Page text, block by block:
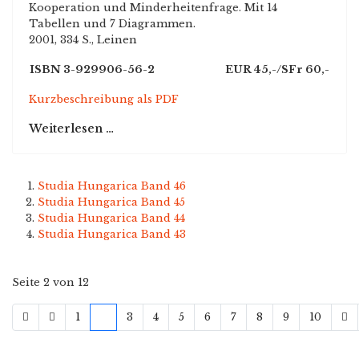
Kooperation und Minderheitenfrage. Mit 14
Tabellen und 7 Diagrammen.
2001, 334 S., Leinen
ISBN 3-929906-56-2 EUR 45,-/SFr 60,-
Kurzbeschreibung als PDF
Weiterlesen …
Studia Hungarica Band 46
Studia Hungarica Band 45
Studia Hungarica Band 44
Studia Hungarica Band 43
Seite 2 von 12
1 3 4 5 6 7 8 9 10